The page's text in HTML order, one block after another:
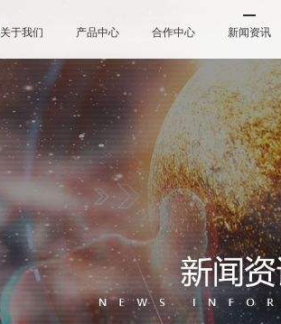
关于我们 产品中心 合作中心 新闻资讯